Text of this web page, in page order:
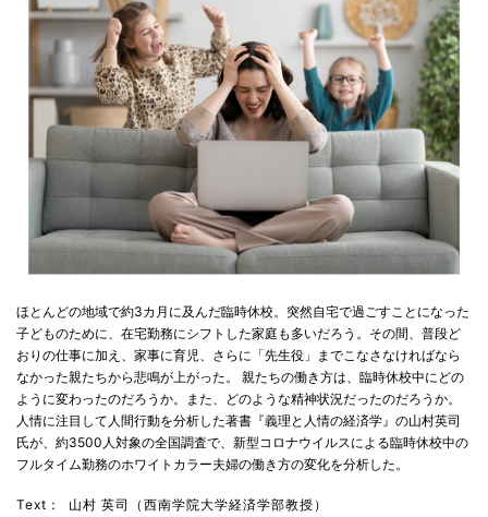
ほとんどの地域で約3カ月に及んだ臨時休校。突然自宅で過ごすことになった
子どものために、在宅勤務にシフトした家庭も多いだろう。その間、普段ど
おりの仕事に加え、家事に育児、さらに「先生役」までこなさなければなら
なかった親たちから悲鳴が上がった。 親たちの働き方は、臨時休校中にどの
ように変わったのだろうか。また、どのような精神状況だったのだろうか。
人情に注目して人間行動を分析した著書『義理と人情の経済学』の山村英司
氏が、約3500人対象の全国調査で、新型コロナウイルスによる臨時休校中の
フルタイム勤務のホワイトカラー夫婦の働き方の変化を分析した。
Text：
山村 英司（西南学院大学経済学部教授）